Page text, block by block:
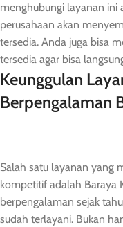
menghubungi layanan ini
perusahaan akan
tersedia. Anda juga bisa
tersedia agar bisa
Keunggulan
Berpengalaman
Salah satu layanan yang
kompetitif adalah Baraya
berpengalaman sejak
sudah terlayani. Bukan